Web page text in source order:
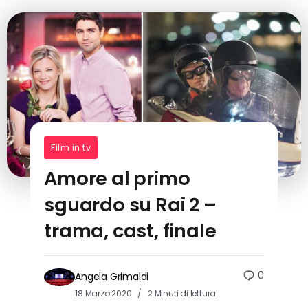
Film in tv
Amore al primo
sguardo su Rai 2 –
trama, cast, finale
Angela Grimaldi
18 Marzo 2020 2 Minuti di lettura
0